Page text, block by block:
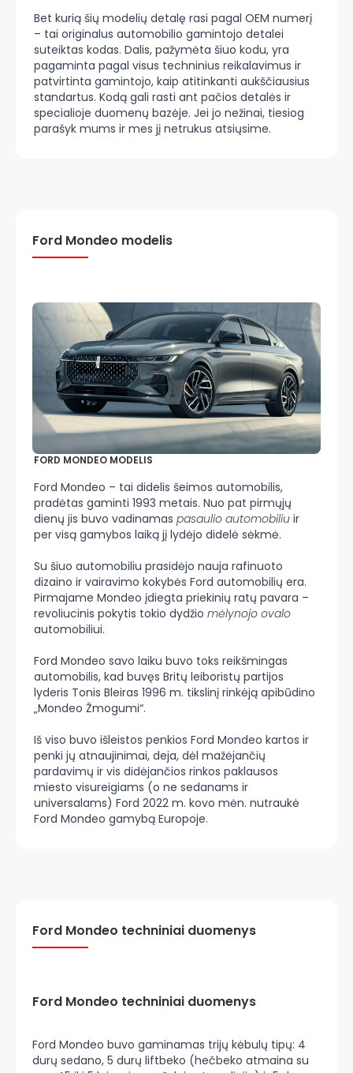
Bet kurią šių modelių detalę rasi pagal OEM numerį
– tai originalus automobilio gamintojo detalei
suteiktas kodas. Dalis, pažymėta šiuo kodu, yra
pagaminta pagal visus techninius reikalavimus ir
patvirtinta gamintojo, kaip atitinkanti aukščiausius
standartus. Kodą gali rasti ant pačios detalės ir
specialioje duomenų bazėje. Jei jo nežinai, tiesiog
parašyk mums ir mes jį netrukus atsiųsime.
Ford Mondeo modelis
FORD MONDEO MODELIS
Ford Mondeo – tai didelis šeimos automobilis,
pradėtas gaminti 1993 metais. Nuo pat pirmųjų
dienų jis buvo vadinamas pasaulio automobiliu ir
per visą gamybos laiką jį lydėjo didelė sėkmė.
Su šiuo automobiliu prasidėjo nauja rafinuoto
dizaino ir vairavimo kokybės Ford automobilių era.
Pirmajame Mondeo įdiegta priekinių ratų pavara –
revoliucinis pokytis tokio dydžio mėlynojo ovalo
automobiliui.
Ford Mondeo savo laiku buvo toks reikšmingas
automobilis, kad buvęs Britų leiboristų partijos
lyderis Tonis Bleiras 1996 m. tikslinį rinkėją apibūdino
„Mondeo Žmogumi“.
Iš viso buvo išleistos penkios Ford Mondeo kartos ir
penki jų atnaujinimai, deja, dėl mažėjančių
pardavimų ir vis didėjančios rinkos paklausos
miesto visureigiams (o ne sedanams ir
universalams) Ford 2022 m. kovo mėn. nutraukė
Ford Mondeo gamybą Europoje.
Ford Mondeo techniniai duomenys
Ford Mondeo techniniai duomenys
Ford Mondeo buvo gaminamas trijų kėbulų tipų: 4
durų sedano, 5 durų liftbeko (hečbeko atmaina su